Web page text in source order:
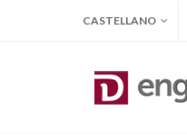
CASTELLANO